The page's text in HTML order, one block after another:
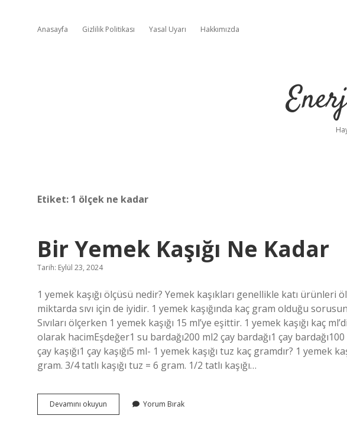
Anasayfa Gizlilik Politikası Yasal Uyarı Hakkımızda
Etiket: 1 ölçek ne kadar
Bir Yemek Kaşığı Ne Kadar
Tarih: Eylül 23, 2024
1 yemek kaşığı ölçüsü nedir? Yemek kaşıkları genellikle katı ürünleri
miktarda sıvı için de iyidir. 1 yemek kaşığında kaç gram olduğu
Sıvıları ölçerken 1 yemek kaşığı 15 ml’ye eşittir. 1 yemek kaşığı kaç
olarak hacimEşdeğer1 su bardağı200 ml2 çay bardağı1 çay bardağı100
çay kaşığı1 çay kaşığı5 ml- 1 yemek kaşığı tuz kaç gramdır? 1 yemek
gram. 3/4 tatlı kaşığı tuz = 6 gram. 1/2 tatlı kaşığı…
Devamını okuyun
Yemek
Yorum Bırak